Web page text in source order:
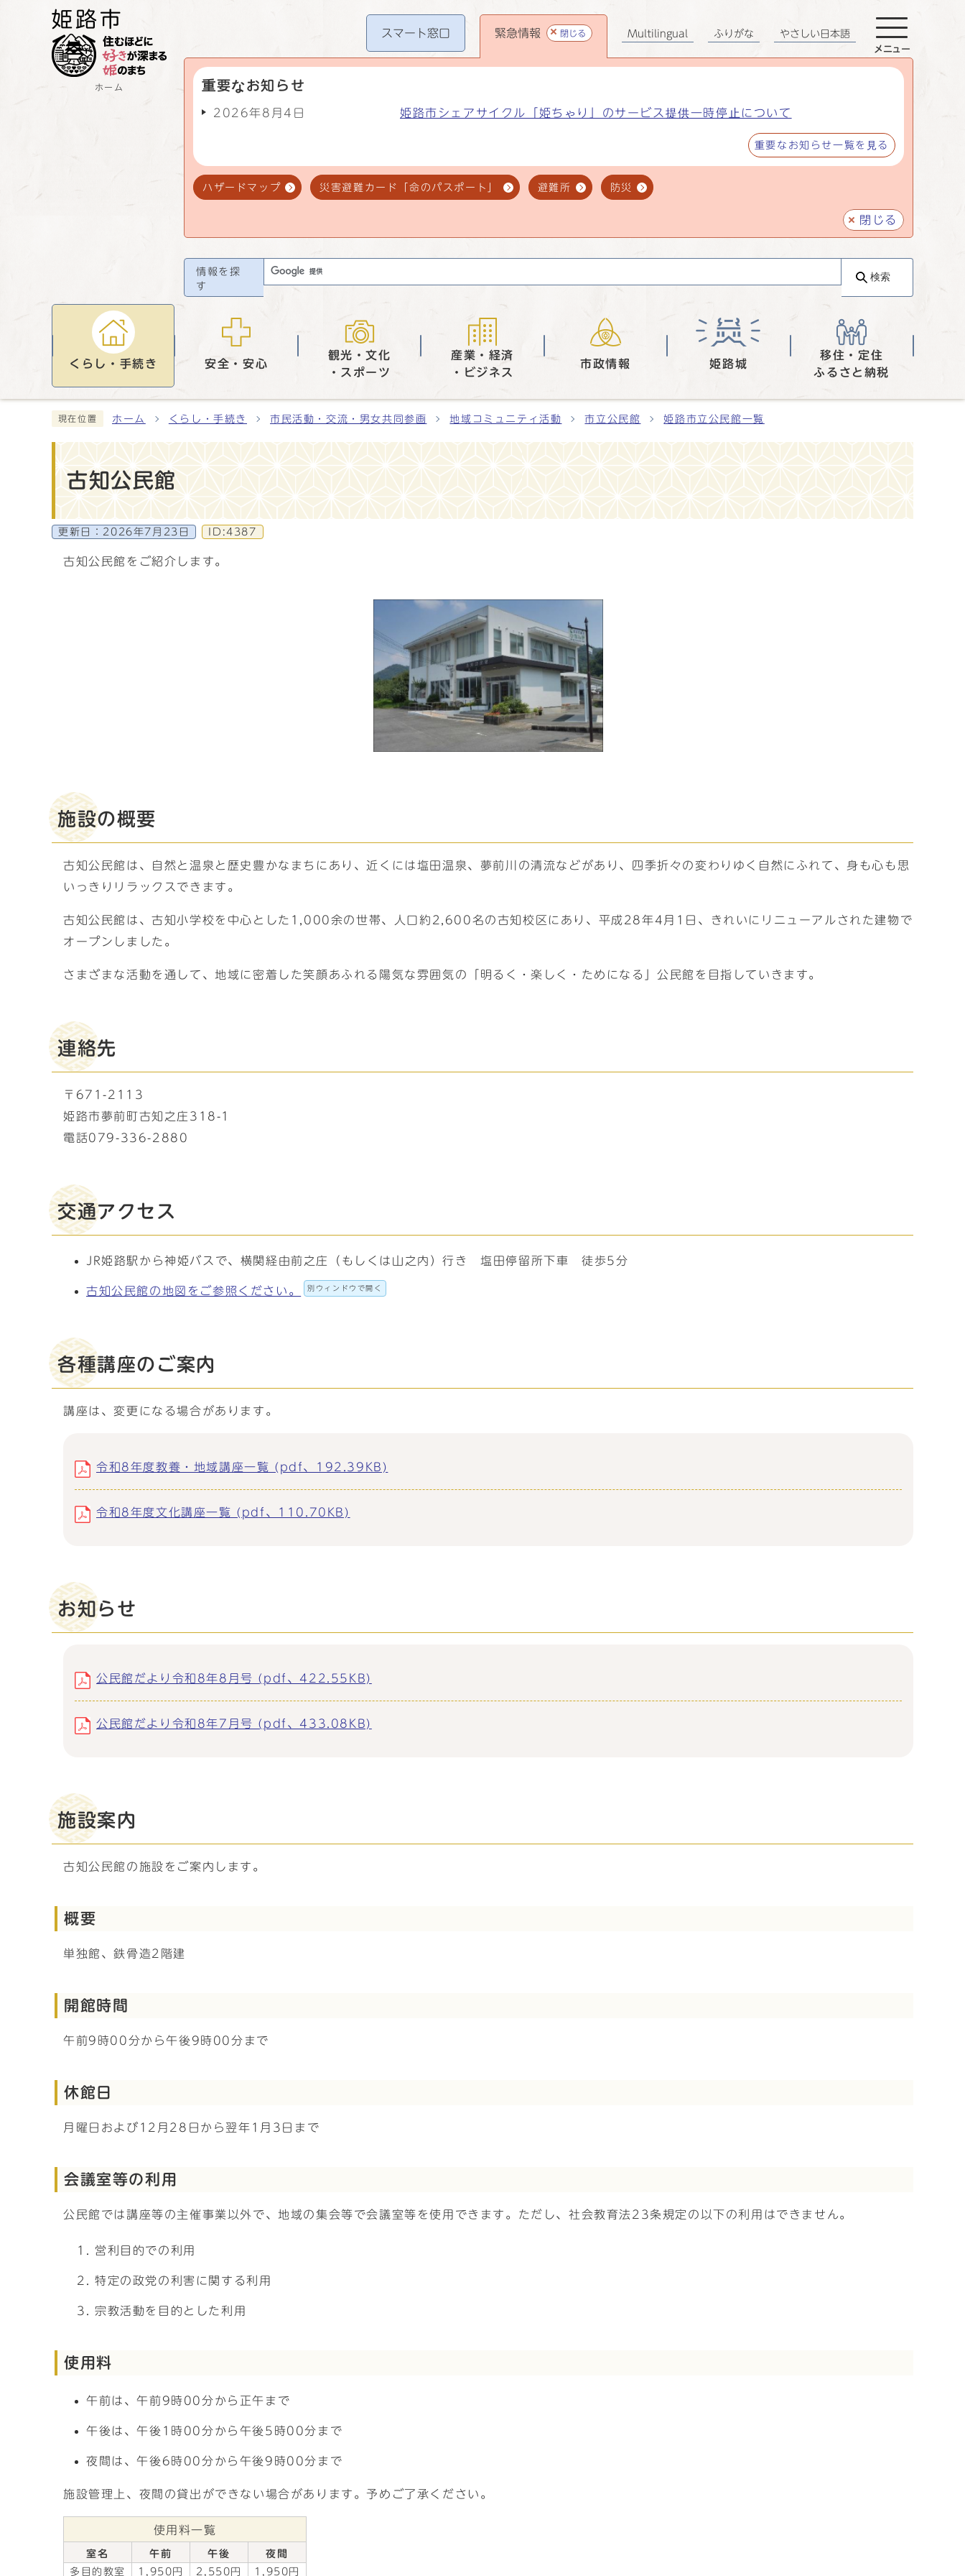
ホーム
スマート窓口 緊急情報 閉じる
重要なお知らせ
2026年8月4日 姫路市シェアサイクル「姫ちゃり」のサービス提供一時停止について
重要なお知らせ一覧を見る
ハザードマップ 災害避難カード「命のパスポート」 避難所 防災
閉じる
Multilingual ふりがな やさしい日本語
メニュー
情報を探
す
検索
くらし・手続き 安全・安心
観光・文化
・スポーツ
産業・経済
・ビジネス
市政情報 姫路城
移住・定住
ふるさと納税
現在位置 ホーム くらし・手続き 市民活動・交流・男女共同参画 地域コミュニティ活動 市立公民館 姫路市立公民館一覧
古知公民館
更新日： 2026年7月23日 ID:4387
古知公民館をご紹介します。
施設の概要
古知公民館は、自然と温泉と歴史豊かなまちにあり、近くには塩田温泉、夢前川の清流などがあり、四季折々の変わりゆく自然にふれて、身も心も思
いっきりリラックスできます。
古知公民館は、古知小学校を中心とした1,000余の世帯、人口約2,600名の古知校区にあり、平成28年4月1日、きれいにリニューアルされた建物で
オープンしました。
さまざまな活動を通して、地域に密着した笑顔あふれる陽気な雰囲気の「明るく・楽しく・ためになる」公民館を目指していきます。
連絡先
〒671-2113
姫路市夢前町古知之庄318-1
電話079-336-2880
交通アクセス
JR姫路駅から神姫バスで、横関経由前之庄（もしくは山之内）行き 塩田停留所下車 徒歩5分
古知公民館の地図をご参照ください。 別ウィンドウで開く
各種講座のご案内
講座は、変更になる場合があります。
令和8年度教養・地域講座一覧 (pdf、192.39KB)
令和8年度文化講座一覧 (pdf、110.70KB)
お知らせ
公民館だより令和8年8月号 (pdf、422.55KB)
公民館だより令和8年7月号 (pdf、433.08KB)
施設案内
古知公民館の施設をご案内します。
概要
単独館、鉄骨造2階建
開館時間
午前9時00分から午後9時00分まで
休館日
月曜日および12月28日から翌年1月3日まで
会議室等の利用
公民館では講座等の主催事業以外で、地域の集会等で会議室等を使用できます。ただし、社会教育法23条規定の以下の利用はできません。
営利目的での利用
特定の政党の利害に関する利用
宗教活動を目的とした利用
使用料
午前は、午前9時00分から正午まで
午後は、午後1時00分から午後5時00分まで
夜間は、午後6時00分から午後9時00分まで
施設管理上、夜間の貸出ができない場合があります。予めご了承ください。
使用料一覧
室名 午前 午後
夜間
多目的教室
1,950円 2,550円 1,950円